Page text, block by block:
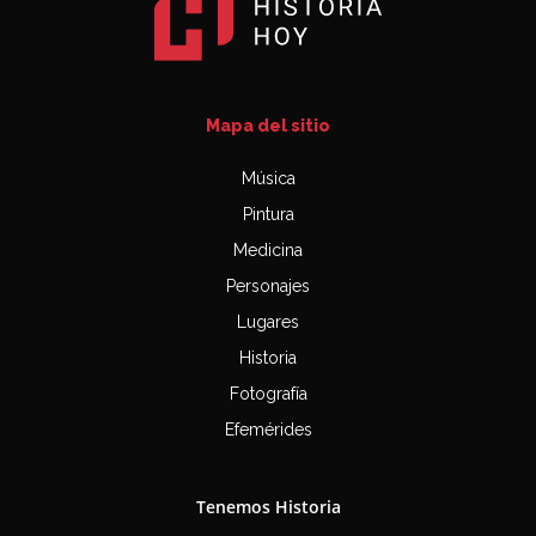
Mapa del sitio
Música
Pintura
Medicina
Personajes
Lugares
Historia
Fotografía
Efemérides
Tenemos Historia